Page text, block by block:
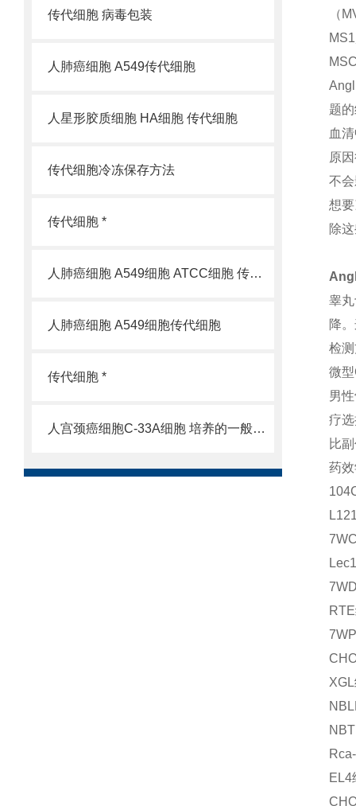
传代细胞 病毒包装
人肺癌细胞 A549传代细胞
人星形胶质细胞 HA细胞 传代细胞
传代细胞冷冻保存方法
传代细胞 *
人肺癌细胞 A549细胞 ATCC细胞 传代细胞
人肺癌细胞 A549细胞传代细胞
传代细胞 *
人宫颈癌细胞C-33A细胞 培养的一般过程
（
题
血
原
不
想
除
睾
降
检
微
男
疗
比
药